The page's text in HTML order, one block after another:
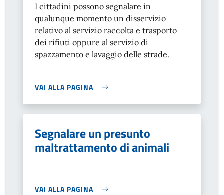
I cittadini possono segnalare in
qualunque momento un disservizio
relativo al servizio raccolta e trasporto
dei rifiuti oppure al servizio di
spazzamento e lavaggio delle strade.
VAI ALLA PAGINA
Segnalare un presunto
maltrattamento di animali
VAI ALLA PAGINA